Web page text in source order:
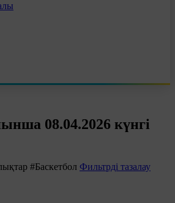
08.04.2026 күнгі
#Баскетбол Фильтрді тазалау